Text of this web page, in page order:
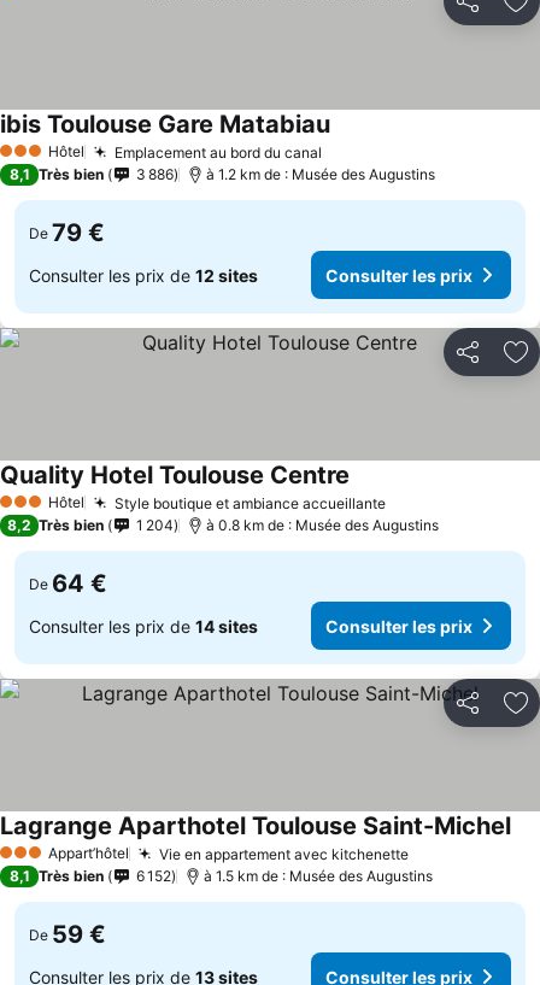
Partager
3 ÉtoilesHôtel Emplacement au bord du canal
ibis Toulouse Gare Matabiau
8,1 Très bien 3 886 à 1.2 km de : Musée des Augustins
De 79 €
Consulter les prix de 12 sites Consulter les prix
Partager
3 ÉtoilesHôtel Style boutique et ambiance accueillante
Quality Hotel Toulouse Centre
8,2 Très bien 1 204 à 0.8 km de : Musée des Augustins
De 64 €
Consulter les prix de 14 sites Consulter les prix
Partager
3 ÉtoilesAppart’hôtel Vie en appartement avec kitchenette
Lagrange Aparthotel Toulouse Saint-Michel
8,1 Très bien 6 152 à 1.5 km de : Musée des Augustins
De 59 €
Consulter les prix de 13 sites Consulter les prix